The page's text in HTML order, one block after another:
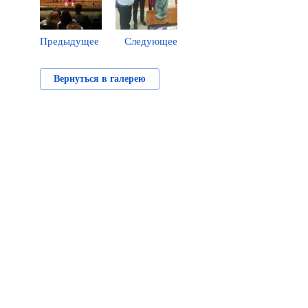
Предыдущее Следующее
Вернуться в галерею